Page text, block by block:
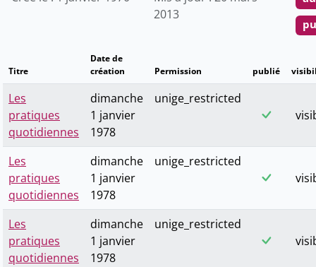
2013
Titre
Date de
création
Permission publié
Les
pratiques
quotidiennes
dimanche
1 janvier
1978
unige_restricted
Les
pratiques
quotidiennes
dimanche
1 janvier
1978
unige_restricted
Les
pratiques
quotidiennes
dimanche
1 janvier
1978
unige_restricted